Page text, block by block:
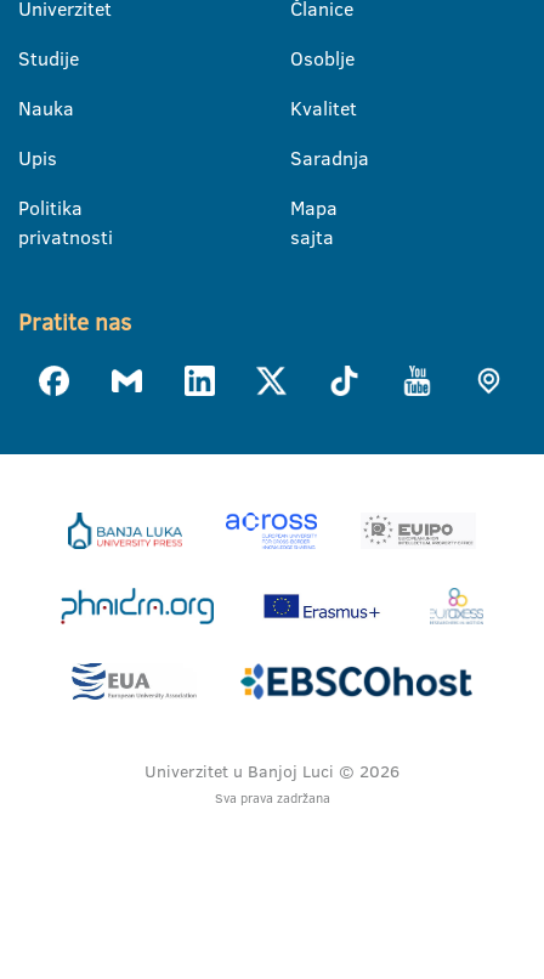
Univerzitet
Studije
Nauka
Upis
Politika
privatnosti
Članice
Osoblje
Kvalitet
Saradnja
Mapa
sajta
Pratite nas
Univerzitet u Banjoj Luci © 2026
Sva prava zadržana